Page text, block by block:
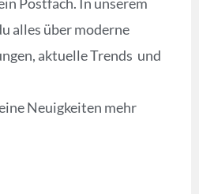
alles über moderne
aktuelle Trends und
Neuigkeiten mehr